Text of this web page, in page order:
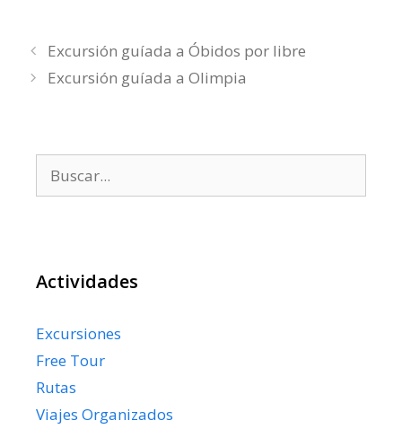
Excursión guíada a Óbidos por libre
Excursión guíada a Olimpia
Actividades
Excursiones
Free Tour
Rutas
Viajes Organizados